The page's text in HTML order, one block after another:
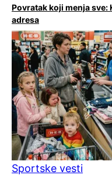
Povratak koji menja sve:
adresa
Sportske vesti